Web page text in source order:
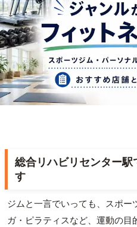
総合リハビリセンター
す
ジムと一言でいっても、スポー
ガ・ピラティスなど、運動の